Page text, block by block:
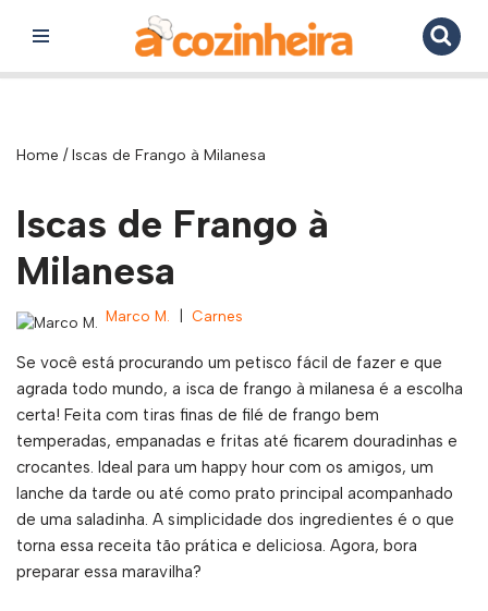
para
Home /Iscas de Frango à Milanesa
Iscas de Frango à
Milanesa
Marco M. Carnes
Se você está procurando um petisco fácil de fazer e que
agrada todo mundo, a isca de frango à milanesa é a escolha
certa! Feita com tiras finas de filé de frango bem
temperadas, empanadas e fritas até ficarem douradinhas e
crocantes. Ideal para um happy hour com os amigos, um
lanche da tarde ou até como prato principal acompanhado
de uma saladinha. A simplicidade dos ingredientes é o que
torna essa receita tão prática e deliciosa. Agora, bora
preparar essa maravilha?